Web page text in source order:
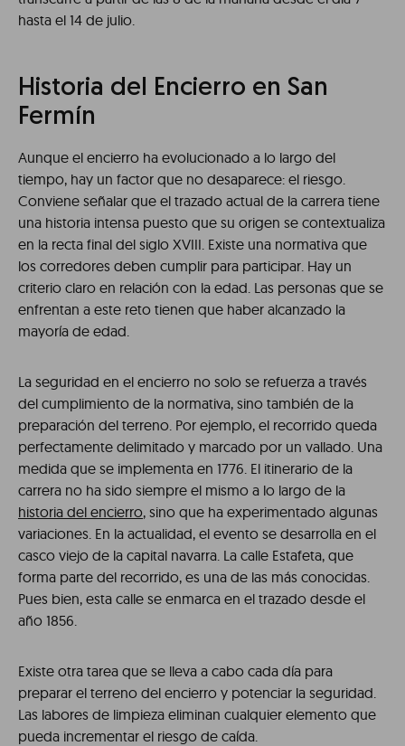
hasta el 14 de julio.
Historia del Encierro en San
Fermín
Aunque el encierro ha evolucionado a lo largo del
tiempo, hay un factor que no desaparece: el riesgo.
Conviene señalar que el trazado actual de la carrera tiene
una historia intensa puesto que su origen se contextualiza
en la recta final del siglo XVIII. Existe una normativa que
los corredores deben cumplir para participar. Hay un
criterio claro en relación con la edad. Las personas que se
enfrentan a este reto tienen que haber alcanzado la
mayoría de edad.
La seguridad en el encierro no solo se refuerza a través
del cumplimiento de la normativa, sino también de la
preparación del terreno. Por ejemplo, el recorrido queda
perfectamente delimitado y marcado por un vallado. Una
medida que se implementa en 1776. El itinerario de la
carrera no ha sido siempre el mismo a lo largo de la
historia del encierro, sino que ha experimentado algunas
variaciones. En la actualidad, el evento se desarrolla en el
casco viejo de la capital navarra. La calle Estafeta, que
forma parte del recorrido, es una de las más conocidas.
Pues bien, esta calle se enmarca en el trazado desde el
año 1856.
Existe otra tarea que se lleva a cabo cada día para
preparar el terreno del encierro y potenciar la seguridad.
Las labores de limpieza eliminan cualquier elemento que
pueda incrementar el riesgo de caída.